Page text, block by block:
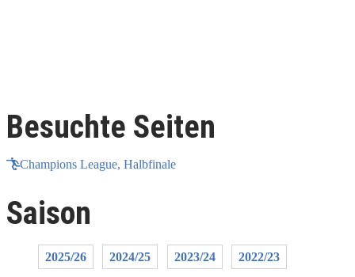
Besuchte Seiten
Champions League, Halbfinale
Saison
2025/26 2024/25 2023/24 2022/23